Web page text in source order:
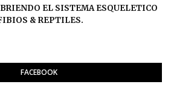
EL SISTEMA ESQUELETICO
& REPTILES.
FACEBOOK